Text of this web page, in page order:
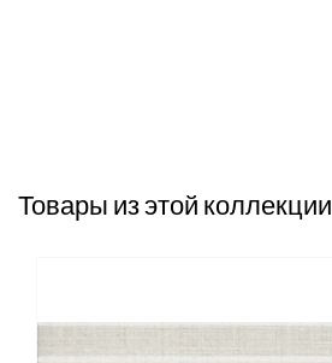
Товары из этой коллекции